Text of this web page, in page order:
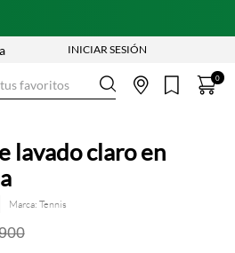
0
lavado claro en
Tennis